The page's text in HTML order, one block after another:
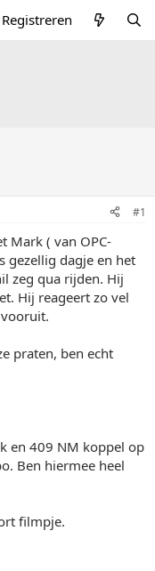
Registreren
#1
Mark ( van OPC-
gezellig dagje en het
zeg qua rijden. Hij
Hij reageert zo vel
praten, ben echt
en 409 NM koppel op
Ben hiermee heel
filmpje.